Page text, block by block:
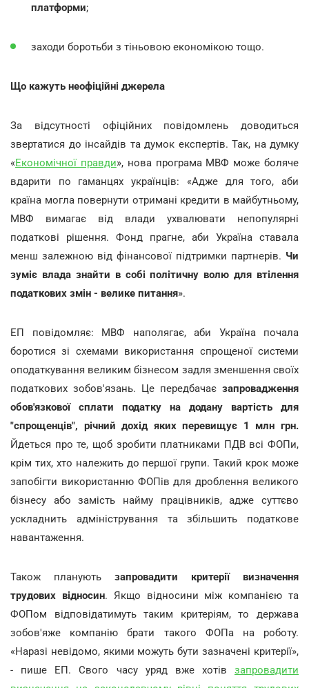
платформи;
заходи боротьби з тіньовою економікою тощо.
Що кажуть неофіційні джерела
За відсутності офіційних повідомлень доводиться
звертатися до інсайдів та думок експертів. Так, на думку
«Економічної правди», нова програма МВФ може боляче
вдарити по гаманцях українців: «Адже для того, аби
країна могла повернути отримані кредити в майбутньому,
МВФ вимагає від влади ухвалювати непопулярні
податкові рішення. Фонд прагне, аби Україна ставала
менш залежною від фінансової підтримки партнерів. Чи
зуміє влада знайти в собі політичну волю для втілення
податкових змін - велике питання».
ЕП повідомляє: МВФ наполягає, аби Україна почала
боротися зі схемами використання спрощеної системи
оподаткування великим бізнесом задля зменшення своїх
податкових зобов'язань. Це передбачає запровадження
обов'язкової
сплати податку на додану вартість
для
"спрощенців", річний дохід яких перевищує 1 млн грн.
Йдеться про те, щоб зробити платниками ПДВ всі ФОПи,
крім тих, хто належить до першої групи. Такий крок може
запобігти використанню ФОПів для дроблення великого
бізнесу або замість найму працівників, адже суттєво
ускладнить адміністрування та збільшить податкове
навантаження.
Також планують запровадити критерії
визначення
трудових відносин. Якщо відносини між компанією та
ФОПом відповідатимуть таким критеріям, то держава
зобов'яже компанію брати такого ФОПа на роботу.
«Наразі невідомо, якими можуть бути зазначені критерії»,
- пише ЕП. Свого часу уряд вже хотів запровадити